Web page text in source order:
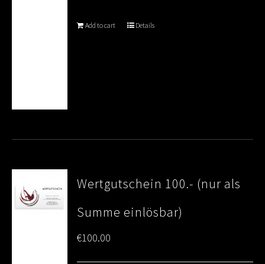
Add to cart Details
Wertgutschein 100.- (nur als
Summe einlösbar)
€100.00